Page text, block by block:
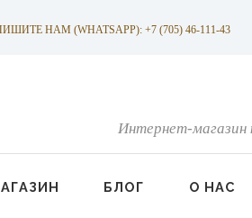
НАМ (WHATSAPP): +7 (705) 46-111-43
Интернет-магазин
БЛОГ О НАС